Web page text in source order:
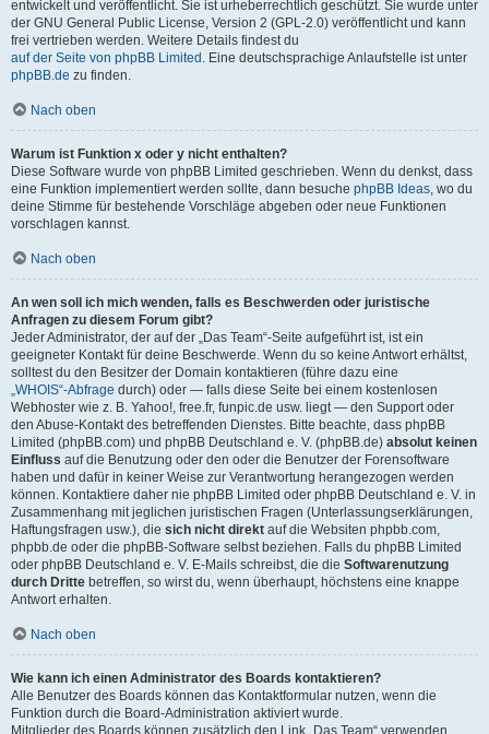
entwickelt und veröffentlicht. Sie ist urheberrechtlich geschützt. Sie wurde unter
der GNU General Public License, Version 2 (GPL-2.0) veröffentlicht und kann
frei vertrieben werden. Weitere Details findest du
auf der Seite von phpBB Limited . Eine deutschsprachige Anlaufstelle ist unter
phpBB.de zu finden.
Nach oben
Warum ist Funktion x oder y nicht enthalten?
Diese Software wurde von phpBB Limited geschrieben. Wenn du denkst, dass
eine Funktion implementiert werden sollte, dann besuche phpBB Ideas, wo du
deine Stimme für bestehende Vorschläge abgeben oder neue Funktionen
vorschlagen kannst.
Nach oben
An wen soll ich mich wenden, falls es Beschwerden oder juristische
Anfragen zu diesem Forum gibt?
Jeder Administrator, der auf der „Das Team“-Seite aufgeführt ist, ist ein
geeigneter Kontakt für deine Beschwerde. Wenn du so keine Antwort erhältst,
solltest du den Besitzer der Domain kontaktieren (führe dazu eine
„WHOIS“-Abfrage durch) oder — falls diese Seite bei einem kostenlosen
Webhoster wie z. B. Yahoo!, free.fr, funpic.de usw. liegt — den Support oder
den Abuse-Kontakt des betreffenden Dienstes. Bitte beachte, dass phpBB
Limited (phpBB.com) und phpBB Deutschland e. V. (phpBB.de) absolut keinen
Einfluss auf die Benutzung oder den oder die Benutzer der Forensoftware
haben und dafür in keiner Weise zur Verantwortung herangezogen werden
können. Kontaktiere daher nie phpBB Limited oder phpBB Deutschland e. V. in
Zusammenhang mit jeglichen juristischen Fragen (Unterlassungserklärungen,
Haftungsfragen usw.), die sich nicht direkt auf die Websiten phpbb.com,
phpbb.de oder die phpBB-Software selbst beziehen. Falls du phpBB Limited
oder phpBB Deutschland e. V. E-Mails schreibst, die die Softwarenutzung
durch Dritte betreffen, so wirst du, wenn überhaupt, höchstens eine knappe
Antwort erhalten.
Nach oben
Wie kann ich einen Administrator des Boards kontaktieren?
Alle Benutzer des Boards können das Kontaktformular nutzen, wenn die
Funktion durch die Board-Administration aktiviert wurde.
Mitglieder des Boards können zusätzlich den Link „Das Team“ verwenden.